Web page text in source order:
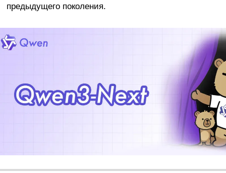
предыдущего поколения.